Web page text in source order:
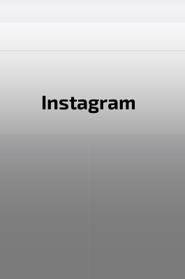
Instagram